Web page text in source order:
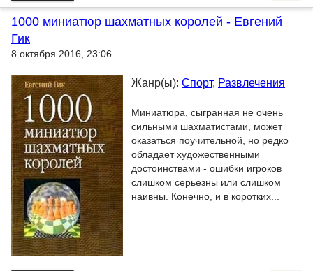
1000 миниатюр шахматных королей - Евгений
Гик
8 октября 2016, 23:06
Жанр(ы): Спорт, Развлечения
Миниатюра, сыгранная не очень
сильными шахматистами, может
оказаться поучительной, но редко
обладает художественными
достоинствами - ошибки игроков
слишком серьезны или слишком
наивны. Конечно, и в коротких...